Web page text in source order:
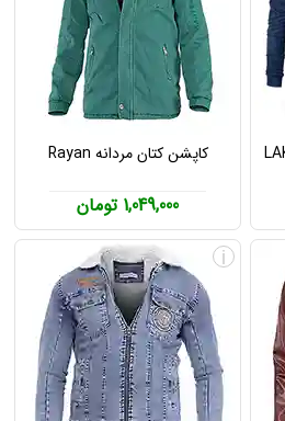
کاپشن کتان مردانه Rayan
1,049,000 تومان
i